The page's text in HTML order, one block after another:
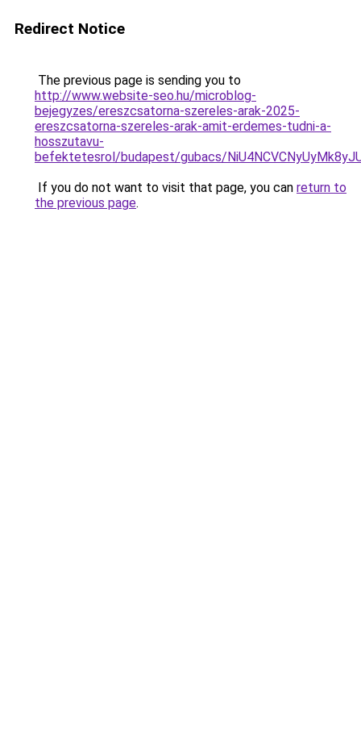
Redirect Notice
The previous page is sending you to
http://www.website-seo.hu/microblog-
bejegyzes/ereszcsatorna-szereles-arak-2025-
ereszcsatorna-szereles-arak-amit-erdemes-tudni-a-
hosszutavu-
befektetesrol/budapest/gubacs/
If you do not want to visit that page, you can return to
the previous page.